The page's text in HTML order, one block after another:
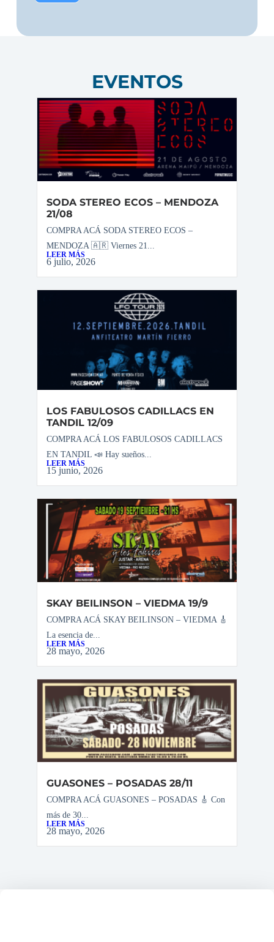
EVENTOS
SODA STEREO ECOS – MENDOZA
21/08
COMPRA ACÁ SODA STEREO ECOS –
MENDOZA 🇦🇷 Viernes 21...
LEER MÁS
6 julio, 2026
LOS FABULOSOS CADILLACS EN
TANDIL 12/09
COMPRA ACÁ LOS FABULOSOS CADILLACS
EN TANDIL 📣 Hay sueños...
LEER MÁS
15 junio, 2026
SKAY BEILINSON – VIEDMA 19/9
COMPRA ACÁ SKAY BEILINSON – VIEDMA 🎸
La esencia de...
LEER MÁS
28 mayo, 2026
GUASONES – POSADAS 28/11
COMPRA ACÁ GUASONES – POSADAS 🎸 Con
más de 30...
LEER MÁS
28 mayo, 2026